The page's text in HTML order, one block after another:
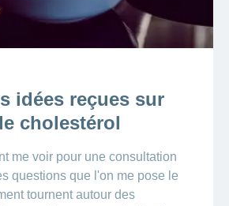
idées reçues sur
cholestérol
me voir pour une consultation
questions que l'on me pose le
tournent autour des